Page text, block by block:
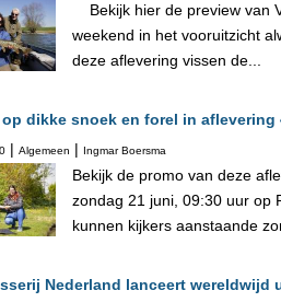
Bekijk hier de preview van
weekend in het vooruitzicht
deze aflevering vissen de...
dikke snoek en forel in aflevering
| Algemeen | Ingmar Boersma
Bekijk de promo van deze
zondag 21 juni, 09:30 uur op
kunnen kijkers aanstaande
Nederland lanceert wereldwijd